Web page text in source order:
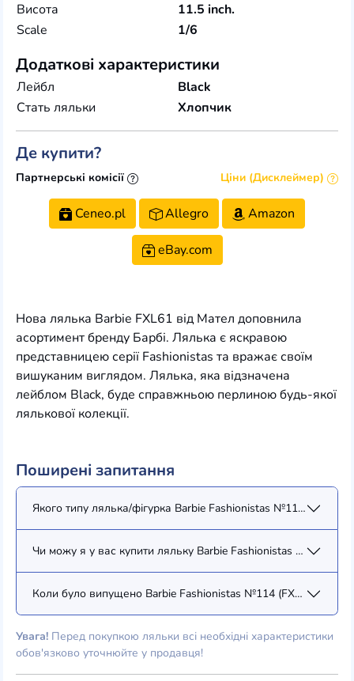
Висота
11.5 inch.
Scale
1/6
Додаткові характеристики
Лейбл
Black
Стать ляльки
Хлопчик
Де купити?
Партнерські комісії Ціни (Дисклеймер)
Ceneo.pl Allegro Amazon
eBay.com
Нова лялька Barbie FXL61 від Мател доповнила
асортимент бренду Барбі. Лялька є яскравою
представницею серії Fashionistas та вражає своїм
вишуканим виглядом. Лялька, яка відзначена
лейблом Black, буде справжньою перлиною будь-якої
лялькової колекції.
Поширені запитання
Якого типу лялька/фігурка Barbie Fashionistas №114 (FXL61)?
Чи можу я у вас купити ляльку Barbie Fashionistas №114
Коли було випущено Barbie Fashionistas №114 (FXL61)?
Увага! Перед покупкою ляльки всі необхідні характеристики
обов'язково уточнюйте у продавця!